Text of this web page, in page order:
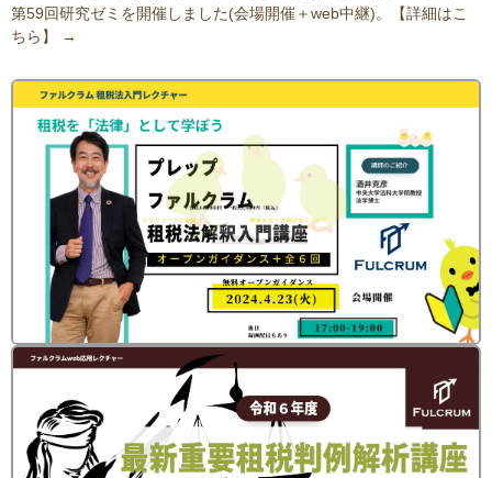
第59回研究ゼミを開催しました(会場開催＋web中継)。【詳細はこ
ちら】
→